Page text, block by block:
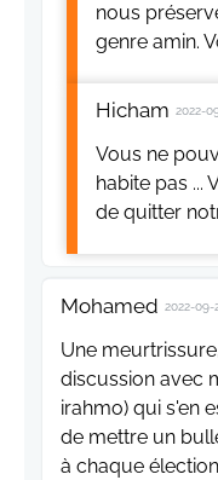
nous
genre amin.
Hicham 2022-
Vous ne
habite pas ...
de quitter
Mohamed 2022-09-
Une
discussion avec
irahmo) qui s'en
de mettre un
à chaque